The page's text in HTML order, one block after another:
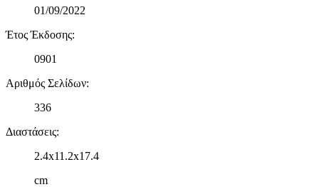
01/09/2022
Έτος Έκδοσης:
0901
Αριθμός Σελίδων:
336
Διαστάσεις:
2.4x11.2x17.4
cm